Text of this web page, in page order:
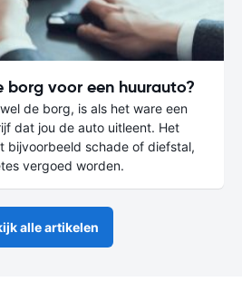
voor een huurauto?
de borg, is als het ware een
dat jou de auto uitleent. Het
bijvoorbeeld schade of diefstal,
vergoed worden.
alle artikelen